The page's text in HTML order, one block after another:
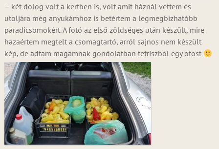
– két dolog volt a kertben is, volt amit háznál vettem és
utoljára még anyukámhoz is betértem a legmegbízhatóbb
paradicsomokért. A fotó az első zöldséges után készült, mire
hazaértem megtelt a csomagtartó, arról sajnos nem készült
kép, de adtam magamnak gondolatban tetriszből egy ötöst